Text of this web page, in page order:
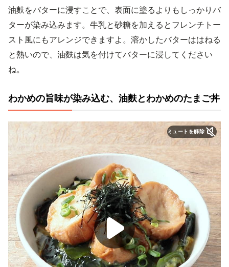
油麩をバターに浸すことで、表面に塗るよりもしっかりバ
ターが染み込みます。牛乳と砂糖を加えるとフレンチトー
スト風にもアレンジできますよ。溶かしたバターははねる
と熱いので、油麩は気を付けてバターに浸してください
ね。
わかめの旨味が染み込む、油麩とわかめのたまご丼
ミュートを解除